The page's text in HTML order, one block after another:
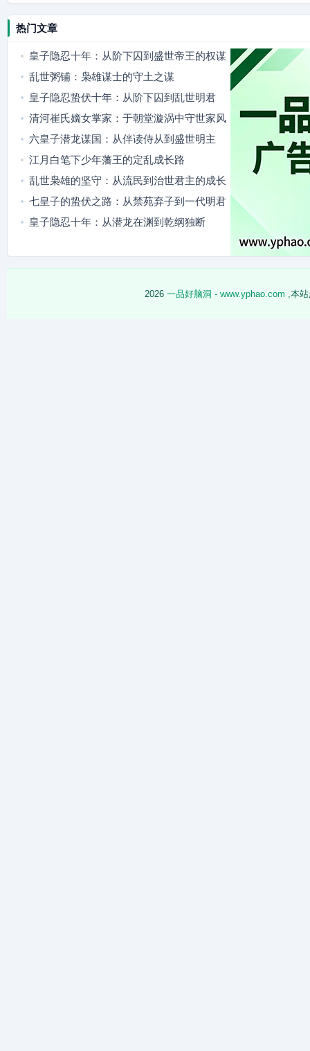
热门文章
皇子隐忍十年：从阶下囚到盛世帝王的权谋
路
乱世粥铺：枭雄谋士的守土之谋
皇子隐忍蛰伏十年：从阶下囚到乱世明君
清河崔氏嫡女掌家：于朝堂漩涡中守世家风
骨
六皇子潜龙谋国：从伴读侍从到盛世明主
江月白笔下少年藩王的定乱成长路
乱世枭雄的坚守：从流民到治世君主的成长
路
七皇子的蛰伏之路：从禁苑弃子到一代明君
皇子隐忍十年：从潜龙在渊到乾纲独断
2026 一品好脑洞 - www.yphao.com ,本